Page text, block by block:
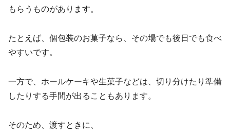
もらうものがあります。
たとえば、個包装のお菓子なら、その場でも後日でも食べ
やすいです。
一方で、ホールケーキや生菓子などは、切り分けたり準備
したりする手間が出ることもあります。
そのため、渡すときに、